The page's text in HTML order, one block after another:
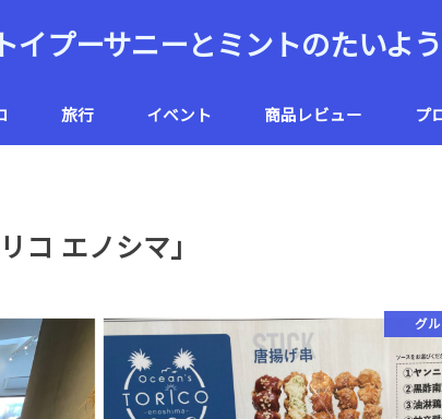
トイプーサニーとミントのたいよ
旅行 イベント 商品レビュー プ
コ エノシマ」
グ